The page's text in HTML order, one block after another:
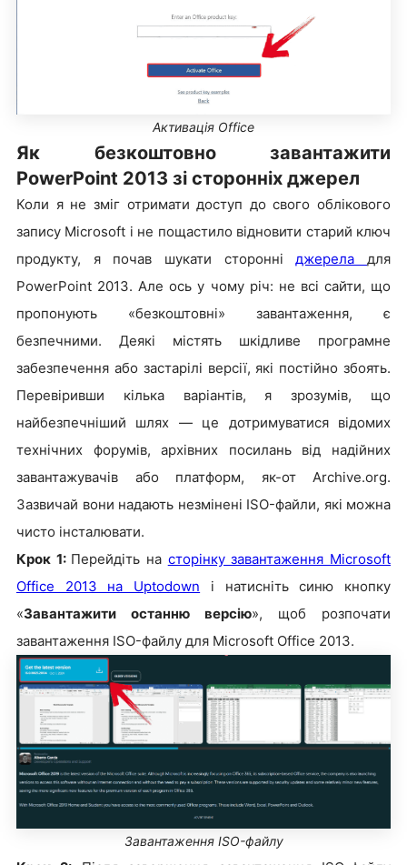
Активація Office
Як безкоштовно завантажити
PowerPoint 2013 зі сторонніх джерел
Коли я не зміг отримати доступ до свого облікового
запису Microsoft і не пощастило відновити старий ключ
продукту, я почав шукати сторонніджереладля
PowerPoint 2013. Але ось у чому річ: не всі сайти, що
пропонують «безкоштовні» завантаження, є
безпечними. Деякі містять шкідливе програмне
забезпечення або застарілі версії, які постійно збоять.
Перевіривши кілька варіантів, я зрозумів, що
найбезпечніший шлях — це дотримуватися відомих
технічних форумів, архівних посилань від надійних
завантажувачів або платформ, як-от Archive.org.
Зазвичай вони надають незмінені ISO-файли, які можна
чисто інсталювати.
Крок 1: Перейдіть на сторінку завантаження Microsoft
Office 2013 на Uptodown і натисніть синю кнопку
«Завантажити останню версію», щоб розпочати
завантаження ISO-файлу для Microsoft Office 2013.
Завантаження ISO-файлу